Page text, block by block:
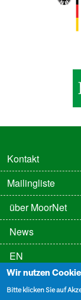
Kontakt
Mailingliste
FUSSZEILE 2
über MoorNet
News
EN
FUSSZEILE 3
Datenschutz
Wir nutzen
Bitte klicken Sie auf